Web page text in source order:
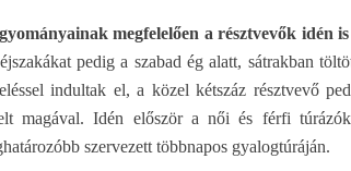
megfelelően a résztvevők idén
pedig a szabad ég alatt, sátrakban
indultak el, a közel kétszáz résztvevő
magával. Idén először a női és férfi
szervezett többnapos gyalogtúráján.